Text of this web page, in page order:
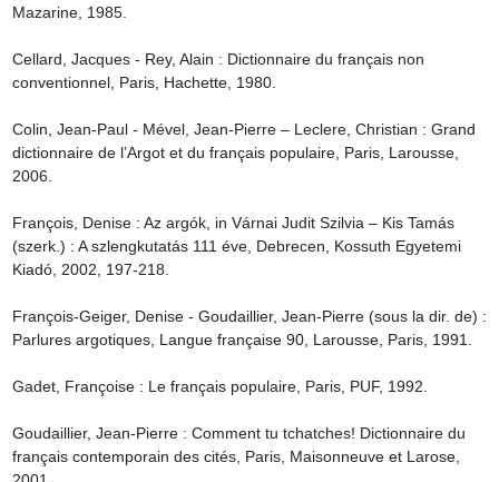
Mazarine, 1985.
Cellard, Jacques - Rey, Alain : Dictionnaire du français non
conventionnel, Paris, Hachette, 1980.
Colin, Jean-Paul - Mével, Jean-Pierre – Leclere, Christian : Grand
dictionnaire de l’Argot et du français populaire, Paris, Larousse,
2006.
François, Denise : Az argók, in Várnai Judit Szilvia – Kis Tamás
(szerk.) : A szlengkutatás 111 éve, Debrecen, Kossuth Egyetemi
Kiadó, 2002, 197-218.
François-Geiger, Denise - Goudaillier, Jean-Pierre (sous la dir. de) :
Parlures argotiques, Langue française 90, Larousse, Paris, 1991.
Gadet, Françoise : Le français populaire, Paris, PUF, 1992.
Goudaillier, Jean-Pierre : Comment tu tchatches! Dictionnaire du
français contemporain des cités, Paris, Maisonneuve et Larose,